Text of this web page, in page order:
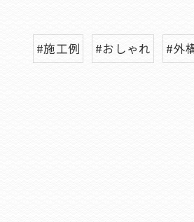
#施工例 #おしゃれ #外